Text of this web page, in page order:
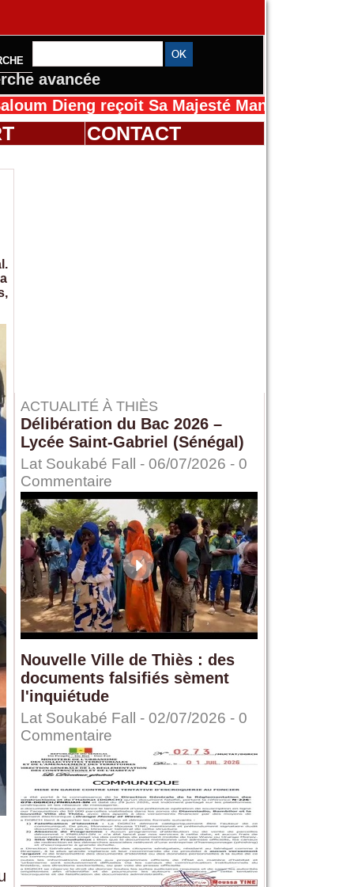
avancée
reçoit Sa Majesté Mansah Cissé au Sénégal
CONTACT
ACTUALITÉ À THIÈS
Délibération du Bac 2026 –
Lycée Saint-Gabriel (Sénégal)
Lat Soukabé Fall - 06/07/2026 - 0
Commentaire
Nouvelle Ville de Thiès : des
documents falsifiés sèment
l'inquiétude
Lat Soukabé Fall - 02/07/2026 - 0
Commentaire